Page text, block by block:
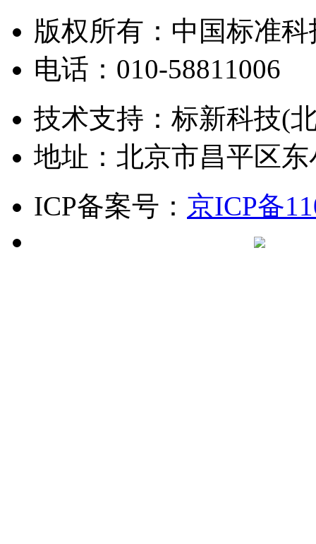
版权所有：中国标准
电话：010-58811006
技术支持：标新科技(
地址：北京市昌平区
ICP备案号： 京ICP备